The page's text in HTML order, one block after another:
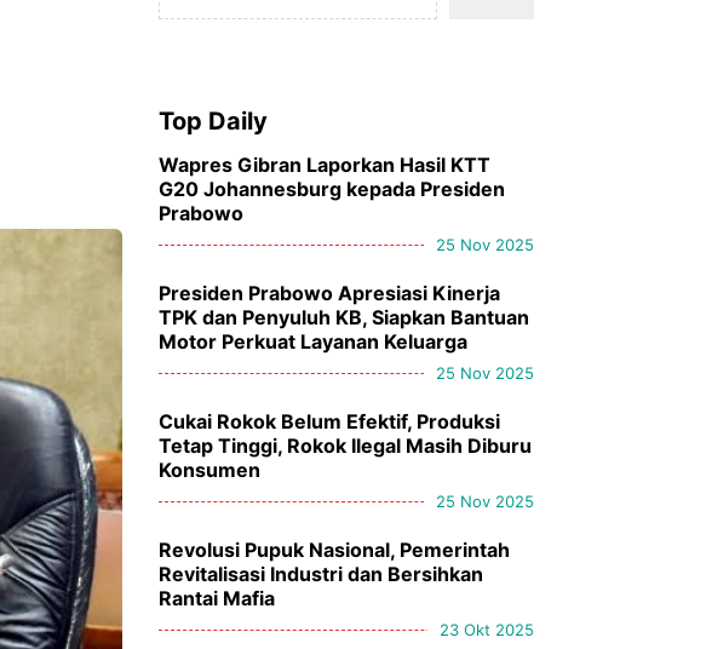
Top Daily
Wapres Gibran Laporkan Hasil KTT
G20 Johannesburg kepada Presiden
Prabowo
25 Nov 2025
Presiden Prabowo Apresiasi Kinerja
TPK dan Penyuluh KB, Siapkan Bantuan
Motor Perkuat Layanan Keluarga
25 Nov 2025
Cukai Rokok Belum Efektif, Produksi
Tetap Tinggi, Rokok Ilegal Masih Diburu
Konsumen
25 Nov 2025
Revolusi Pupuk Nasional, Pemerintah
Revitalisasi Industri dan Bersihkan
Rantai Mafia
23 Okt 2025